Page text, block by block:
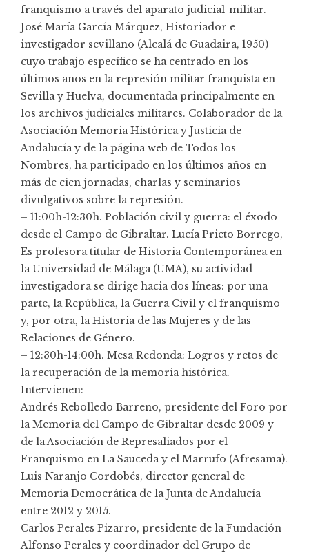
franquismo a través del aparato judicial-militar.
José María García Márquez, Historiador e
investigador sevillano (Alcalá de Guadaira, 1950)
cuyo trabajo específico se ha centrado en los
últimos años en la represión militar franquista en
Sevilla y Huelva, documentada principalmente en
los archivos judiciales militares. Colaborador de la
Asociación Memoria Histórica y Justicia de
Andalucía y de la página web de Todos los
Nombres, ha participado en los últimos años en
más de cien jornadas, charlas y seminarios
divulgativos sobre la represión.
– 11:00h-12:30h. Población civil y guerra: el éxodo
desde el Campo de Gibraltar. Lucía Prieto Borrego,
Es profesora titular de Historia Contemporánea en
la Universidad de Málaga (UMA), su actividad
investigadora se dirige hacia dos líneas: por una
parte, la República, la Guerra Civil y el franquismo
y, por otra, la Historia de las Mujeres y de las
Relaciones de Género.
– 12:30h-14:00h. Mesa Redonda: Logros y retos de
la recuperación de la memoria histórica.
Intervienen:
Andrés Rebolledo Barreno, presidente del Foro por
la Memoria del Campo de Gibraltar desde 2009 y
de la Asociación de Represaliados por el
Franquismo en La Sauceda y el Marrufo (Afresama).
Luis Naranjo Cordobés, director general de
Memoria Democrática de la Junta de Andalucía
entre 2012 y 2015.
Carlos Perales Pizarro, presidente de la Fundación
Alfonso Perales y coordinador del Grupo de